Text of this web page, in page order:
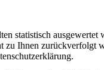
statistisch
zu Ihnen zurückverfolgt